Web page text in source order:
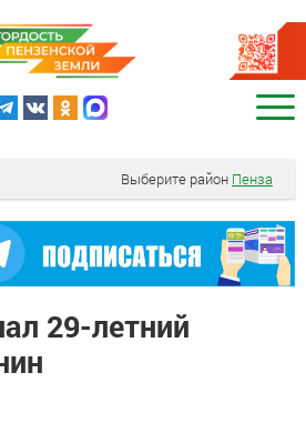
Выберите район Пенза
29-летний